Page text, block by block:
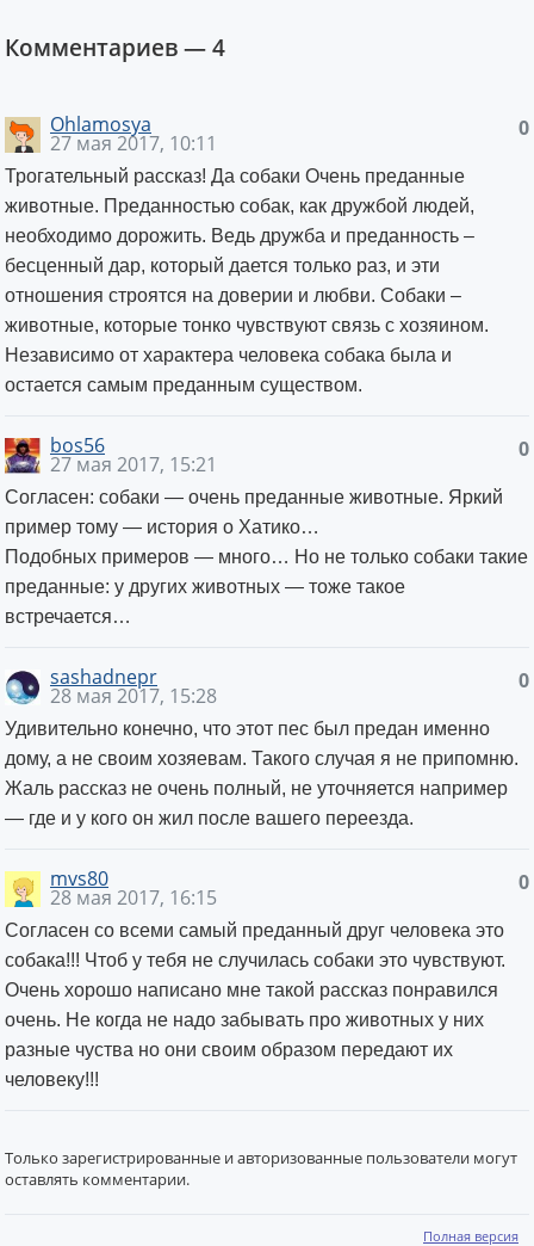
Комментариев —4
0
Ohlamosya
27 мая 2017, 10:11
Трогательный рассказ! Да собаки Очень преданные
животные. Преданностью собак, как дружбой людей,
необходимо дорожить. Ведь дружба и преданность –
бесценный дар, который дается только раз, и эти
отношения строятся на доверии и любви. Собаки –
животные, которые тонко чувствуют связь с хозяином.
Независимо от характера человека собака была и
остается самым преданным существом.
0
bos56
27 мая 2017, 15:21
Согласен: собаки — oчень преданные животные. Яркий
пример тому — история о Хатико…
Подобных примеров — много… Но не только собаки такие
преданные: у других животных — тоже такое
встречается…
0
sashadnepr
28 мая 2017, 15:28
Удивительно конечно, что этот пес был предан именно
дому, а не своим хозяевам. Такого случая я не припомню.
Жаль рассказ не очень полный, не уточняется например
— где и у кого он жил после вашего переезда.
0
mvs80
28 мая 2017, 16:15
Согласен со всеми самый преданный друг человека это
собака!!! Чтоб у тебя не случилась собаки это чувствуют.
Очень хорошо написано мне такой рассказ понравился
очень. Не когда не надо забывать про животных у них
разные чуства но они своим образом передают их
человеку!!!
Только зарегистрированные и авторизованные пользователи могут
оставлять комментарии.
Полная версия